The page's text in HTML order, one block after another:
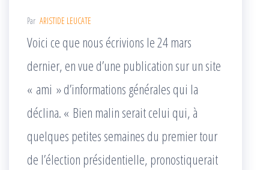
Par ARISTIDE LEUCATE
Voici ce que nous écrivions le 24 mars
dernier, en vue d’une publication sur un site
« ami » d’informations générales qui la
déclina. « Bien malin serait celui qui, à
quelques petites semaines du premier tour
de l’élection présidentielle, pronostiquerait